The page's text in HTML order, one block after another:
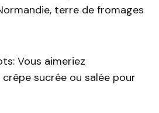
terre de fromages
Vous aimeriez
sucrée ou salée pour